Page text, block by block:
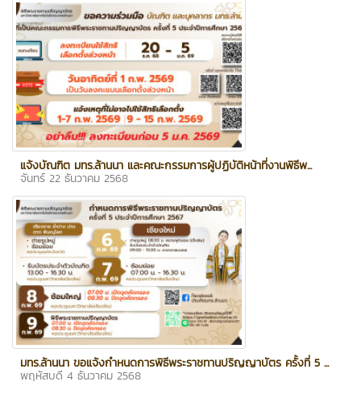
แจ้งบัณฑิต มทร.ล้านนา และคณะกรรมการผู้ปฏิบัติหน้าที่งานพิธีพ...
จันทร์ 22 ธันวาคม 2568
มทร.ล้านนา ขอแจ้งกำหนดการพิธีพระราชทานปริญญาบัตร ครั้งที่ 5 ...
พฤหัสบดี 4 ธันวาคม 2568